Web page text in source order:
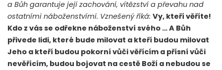
a Bůh garantuje její zachování, vítězství a převahu nad
ostatními náboženstvími. Vznešený říká: Vy, kteří věříte!
Kdo z vás se odřekne náboženství svého … A Bůh
přivede lidi, které bude milovat a kteří budou milovat
Jeho a kteří budou pokorní vůči věřícím a přísní vůči
nevěřícím, budou bojovat na cestě Boží a nebudou se